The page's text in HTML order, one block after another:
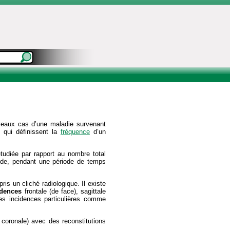
cas d’une maladie survenant
définissent la fréquenced’un
par rapport au nombre total
pendant une période de temps
un cliché radiologique. Il existe
frontale (de face), sagittale
incidences particulières comme
avec des reconstitutions